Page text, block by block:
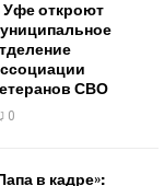
Уфе откроют
СВО
0
в кадре»: